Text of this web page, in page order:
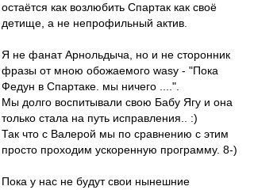
остаётся как возлюбить Спартак как своё
детище, а не непрофильный актив.
Я не фанат Арнольдыча, но и не сторонник
фразы от мною обожаемого wasy - "Пока
Федун в Спартаке. мы ничего ....".
Мы долго воспитывали свою Бабу Ягу и она
только стала на путь исправления.. :)
Так что с Валерой мы по сравнению с этим
просто проходим ускоренную программу. 8-)
Пока у нас не будут свои нынешние